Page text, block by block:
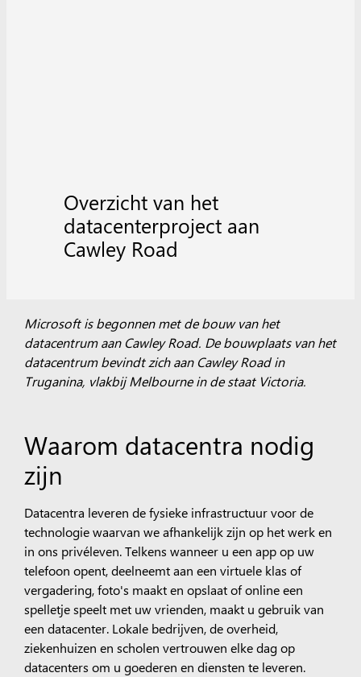
Overzicht van het
datacenterproject aan
Cawley Road
Microsoft is begonnen met de bouw van het
datacentrum aan Cawley Road. De bouwplaats van het
datacentrum bevindt zich aan Cawley Road in
Truganina, vlakbij Melbourne in de staat Victoria.
Waarom datacentra nodig
zijn
Datacentra leveren de fysieke infrastructuur voor de
technologie waarvan we afhankelijk zijn op het werk en
in ons privéleven. Telkens wanneer u een app op uw
telefoon opent, deelneemt aan een virtuele klas of
vergadering, foto's maakt en opslaat of online een
spelletje speelt met uw vrienden, maakt u gebruik van
een datacenter. Lokale bedrijven, de overheid,
ziekenhuizen en scholen vertrouwen elke dag op
datacenters om u goederen en diensten te leveren.